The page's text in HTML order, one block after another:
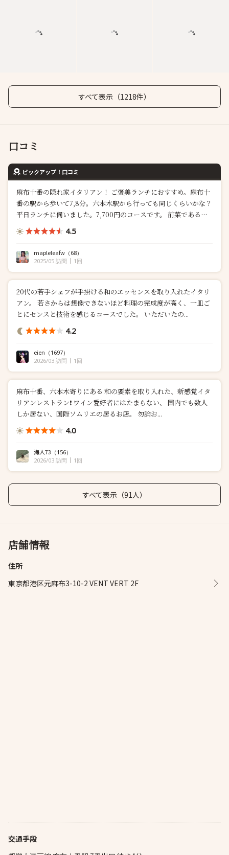
すべて表示（1218件）
口コミ
ピックアップ！口コミ
麻布十番の隠れ家イタリアン！ ご褒美ランチにおすすめ。麻布十
番の駅から歩いて7,8分。六本木駅から行っても同じくらいかな？
平日ランチに伺いました。7,700円のコースです。 前菜である八
寸のコースは、見た目麗しくて 小さな前菜が種類多くちょっとず
ついただけるのが、女性としては嬉しいポイント...
4.5
mapleleafw （68）
2025/05 訪問
1回
20代の若手シェフが手掛ける和のエッセンスを取り入れたイタリ
アン。 若さからは想像できないほど料理の完成度が高く、一皿ご
とにセンスと技術を感じるコースでした。 いただいたの...
4.2
eien （1697）
2026/03 訪問
1回
麻布十番、六本木寄りにある 和の要素を取り入れた、新感覚イタ
リアンレストラン❗️ ワイン愛好者にはたまらない、 国内でも数人
しか居ない、国際ソムリエの居るお店。 勿論お...
4.0
海人73 （156）
2026/03 訪問
1回
すべて表示（91人）
店舗情報
住所
東京都港区元麻布3-10-2 VENT VERT 2F
交通手段